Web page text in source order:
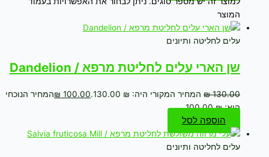
המוצר
עלים לחליטה ותיונים
שן הארי עלים לחליטת מרפא / Dandelion
₪130.00 המחיר המקורי היה: ₪ 130.00. ₪ 100.00
המחיר הנוכחי
הוא: ₪ 100.00.
הוספה לסל
עלים לחליטה ותיונים